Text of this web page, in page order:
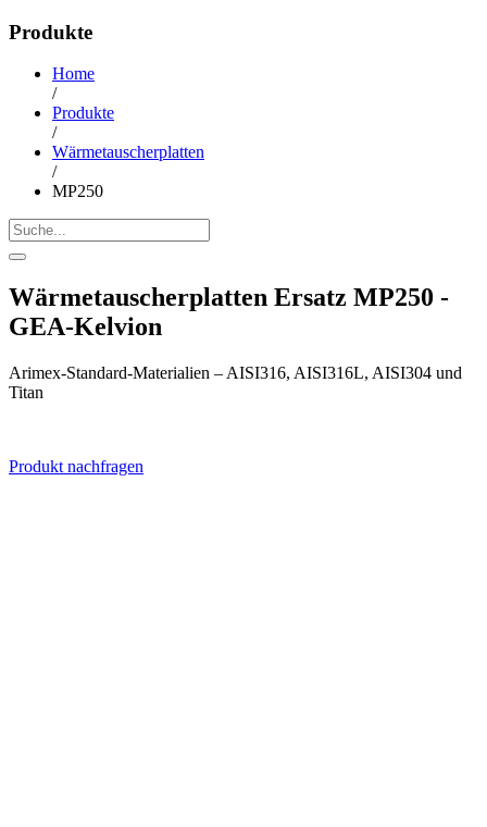
Produkte
Home
/
Produkte
/
Wärmetauscherplatten
/
MP250
Wärmetauscherplatten Ersatz MP250 -
GEA-Kelvion
Arimex-Standard-Materialien – AISI316, AISI316L, AISI304 und
Titan
Produkt nachfragen